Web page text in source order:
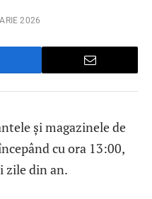
2026
și magazinele de
cu ora 13:00,
zile din an.